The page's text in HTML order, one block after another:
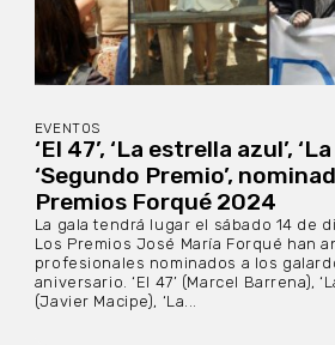
EVENTOS
‘El 47’, ‘La estrella azul’,
‘Segundo Premio’,
Premios Forqué 2024
La gala tendrá lugar el sábado 14 de
Los Premios José María Forqué han
profesionales nominados a los
aniversario. ‘El 47’ (Marcel Barrena),
(Javier Macipe), ‘La...